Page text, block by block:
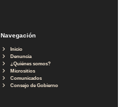
Navegación
Inicio
Denuncia
¿Quiénes somos?
Micrositios
Comunicados
Consejo de Gobierno